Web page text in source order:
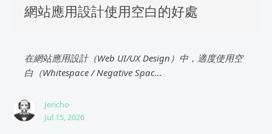
網站應用設計使用空白的好處
在網站應用設計（Web UI/UX Design）中，適度使用空
白（Whitespace / Negative Spac...
Jericho
Jul 15, 2026